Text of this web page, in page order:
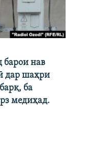
барои нав
дар шаҳри
ба
медиҳад.